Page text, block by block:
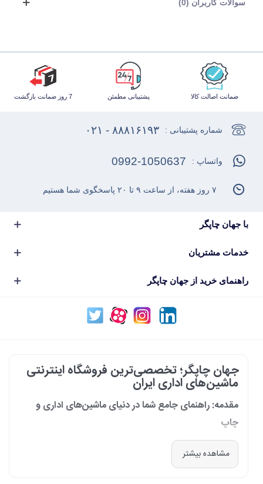
سوالات کاربران (0)
ضمانت اصالت کالا پشتیبانی مطمئن 7 روز ضمانت بازگشت
با جهان چاپگر
خدمات مشتریان
راهنمای خرید از جهان چاپگر
شماره پشتیبانی : ۸۸۸۱۶۱۹۳ - ۰۲۱
واتساپ : 0992-1050637
۷ روز هفته، از ساعت ۹ تا ۲۰ پاسخگوی شما هستیم
جهان چاپگر؛ تخصصی‌ترین فروشگاه اینترنتی
ماشین‌های اداری ایران
مقدمه: راهنمای جامع شما در دنیای ماشین‌های اداری و
چاپ
در دنیای پرشتاب امروز که کسب‌وکارها و سازمان‌ها برای افزایش بهره‌وری خود به
فناوری‌های نوین وابسته‌اند، دسترسی به ابزارهای کارآمد و قابل اعتماد یک
مشاهده بیشتر